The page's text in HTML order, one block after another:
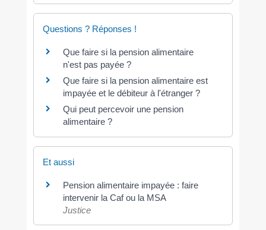
Questions ? Réponses !
Que faire si la pension alimentaire
n'est pas payée ?
Que faire si la pension alimentaire est
impayée et le débiteur à l'étranger ?
Qui peut percevoir une pension
alimentaire ?
Et aussi
Pension alimentaire impayée : faire
intervenir la Caf ou la MSA
Justice